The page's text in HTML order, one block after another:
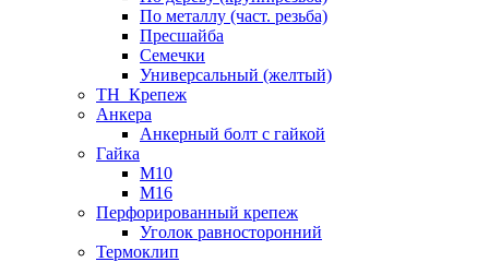
По металлу (част. резьба)
Пресшайба
Семечки
Универсальный (желтый)
ТН_Крепеж
Анкера
Анкерный болт с гайкой
Гайка
М10
М16
Перфорированный крепеж
Уголок равносторонний
Термоклип